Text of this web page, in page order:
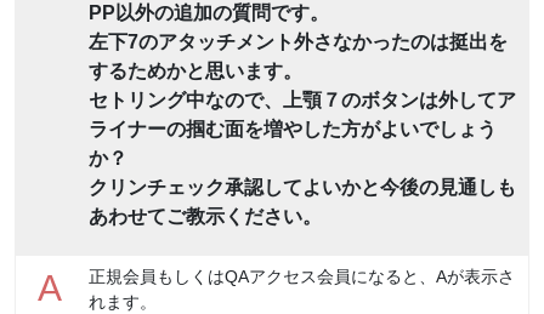
PP以外の追加の質問です。
左下7のアタッチメント外さなかったのは挺出を
するためかと思います。
セトリング中なので、上顎７のボタンは外してア
ライナーの掴む面を増やした方がよいでしょう
か？
クリンチェック承認してよいかと今後の見通しも
あわせてご教示ください。
A
正規会員もしくはQAアクセス会員になると、Aが表示さ
れます。